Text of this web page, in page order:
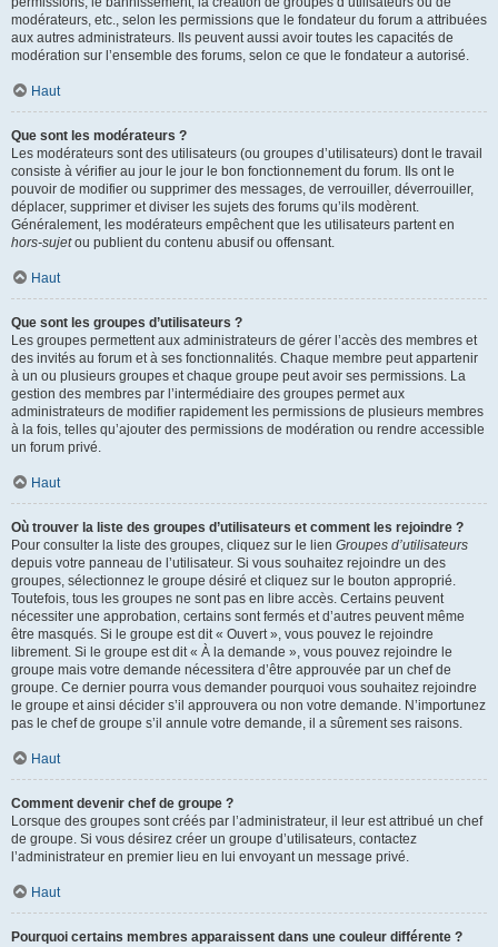
modérateurs, etc., selon les permissions que le fondateur du forum a attribuées
aux autres administrateurs. Ils peuvent aussi avoir toutes les capacités de
modération sur l’ensemble des forums, selon ce que le fondateur a autorisé.
Haut
Que sont les modérateurs ?
Les modérateurs sont des utilisateurs (ou groupes d’utilisateurs) dont le travail
consiste à vérifier au jour le jour le bon fonctionnement du forum. Ils ont le
pouvoir de modifier ou supprimer des messages, de verrouiller, déverrouiller,
déplacer, supprimer et diviser les sujets des forums qu’ils modèrent.
Généralement, les modérateurs empêchent que les utilisateurs partent en
hors-sujetou publient du contenu abusif ou offensant.
Haut
Que sont les groupes d’utilisateurs ?
Les groupes permettent aux administrateurs de gérer l’accès des membres et
des invités au forum et à ses fonctionnalités. Chaque membre peut appartenir
à un ou plusieurs groupes et chaque groupe peut avoir ses permissions. La
gestion des membres par l’intermédiaire des groupes permet aux
administrateurs de modifier rapidement les permissions de plusieurs membres
à la fois, telles qu’ajouter des permissions de modération ou rendre accessible
un forum privé.
Haut
Où trouver la liste des groupes d’utilisateurs et comment les rejoindre ?
Pour consulter la liste des groupes, cliquez sur le lien Groupes d’utilisateurs
depuis votre panneau de l’utilisateur. Si vous souhaitez rejoindre un des
groupes, sélectionnez le groupe désiré et cliquez sur le bouton approprié.
Toutefois, tous les groupes ne sont pas en libre accès. Certains peuvent
nécessiter une approbation, certains sont fermés et d’autres peuvent même
être masqués. Si le groupe est dit « Ouvert », vous pouvez le rejoindre
librement. Si le groupe est dit « À la demande », vous pouvez rejoindre le
groupe mais votre demande nécessitera d’être approuvée par un chef de
groupe. Ce dernier pourra vous demander pourquoi vous souhaitez rejoindre
le groupe et ainsi décider s’il approuvera ou non votre demande. N’importunez
pas le chef de groupe s’il annule votre demande, il a sûrement ses raisons.
Haut
Comment devenir chef de groupe ?
Lorsque des groupes sont créés par l’administrateur, il leur est attribué un chef
de groupe. Si vous désirez créer un groupe d’utilisateurs, contactez
l’administrateur en premier lieu en lui envoyant un message privé.
Haut
Pourquoi certains membres apparaissent dans une couleur différente ?